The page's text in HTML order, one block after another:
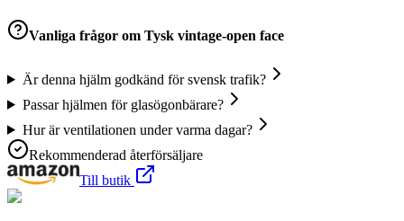
Vanliga frågor om Tysk vintage-open face
Är denna hjälm godkänd för svensk trafik?
Passar hjälmen för glasögonbärare?
Hur är ventilationen under varma dagar?
Rekommenderad återförsäljare
Till butik